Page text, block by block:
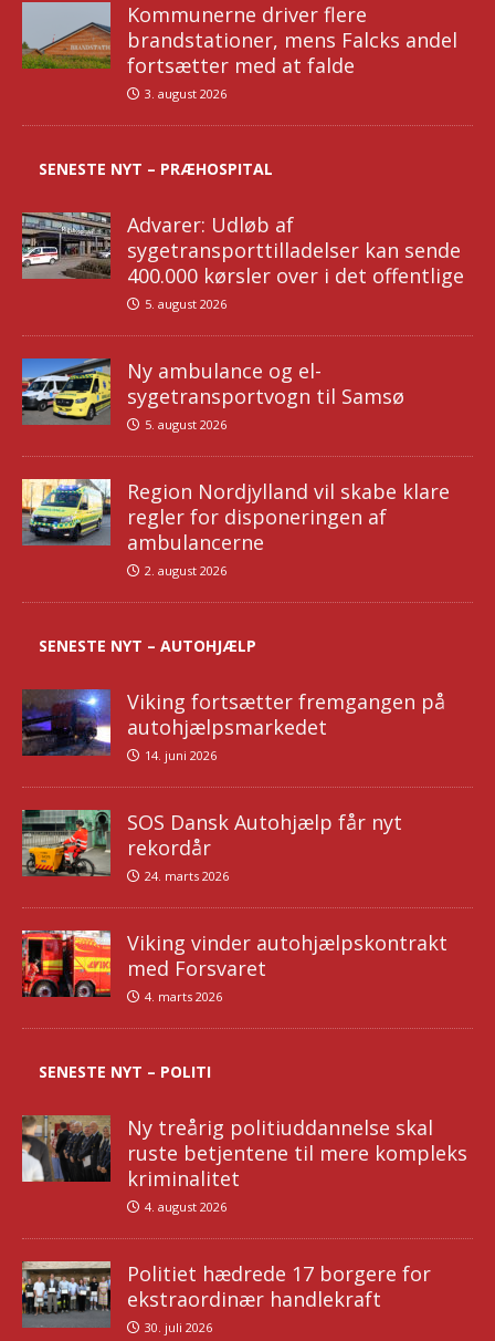
Kommunerne driver flere
brandstationer, mens Falcks andel
fortsætter med at falde
3. august 2026
SENESTE NYT – PRÆHOSPITAL
Advarer: Udløb af
sygetransporttilladelser kan sende
400.000 kørsler over i det offentlige
5. august 2026
Ny ambulance og el-
sygetransportvogn til Samsø
5. august 2026
Region Nordjylland vil skabe klare
regler for disponeringen af
ambulancerne
2. august 2026
SENESTE NYT – AUTOHJÆLP
Viking fortsætter fremgangen på
autohjælpsmarkedet
14. juni 2026
SOS Dansk Autohjælp får nyt
rekordår
24. marts 2026
Viking vinder autohjælpskontrakt
med Forsvaret
4. marts 2026
SENESTE NYT – POLITI
Ny treårig politiuddannelse skal
ruste betjentene til mere kompleks
kriminalitet
4. august 2026
Politiet hædrede 17 borgere for
ekstraordinær handlekraft
30. juli 2026